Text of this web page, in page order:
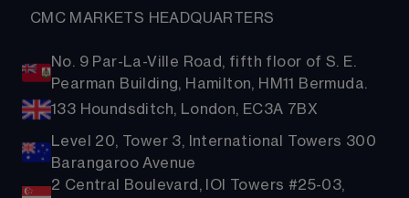
  CMC MARKETS HEADQUARTERS
No. 9 Par-La-Ville Road, fifth floor of S. E.
Pearman Building, Hamilton, HM11 Bermuda.
133 Houndsditch, London, EC3A 7BX
Level 20, Tower 3, International Towers 300
Barangaroo Avenue
2 Central Boulevard, IOI Towers #25-03,